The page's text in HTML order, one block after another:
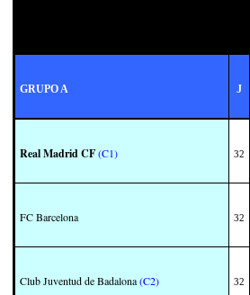
GRUPO A J
Real Madrid CF (C1) 32
FC Barcelona 32
Club Juventud de Badalona(C2) 32